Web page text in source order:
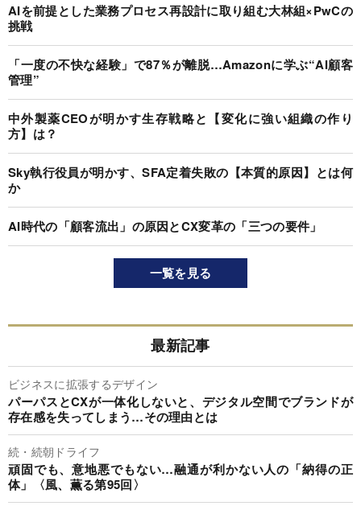
AIを前提とした業務プロセス再設計に取り組む大林組×PwCの
挑戦
「一度の不快な経験」で87％が離脱…Amazonに学ぶ“AI顧客
管理”
中外製薬CEOが明かす生存戦略と【変化に強い組織の作り
方】は？
Sky執行役員が明かす、SFA定着失敗の【本質的原因】とは何
か
AI時代の「顧客流出」の原因とCX変革の「三つの要件」
一覧を見る
最新記事
ビジネスに拡張するデザイン
パーパスとCXが一体化しないと、デジタル空間でブランドが
存在感を失ってしまう…その理由とは
続・続朝ドライフ
頑固でも、意地悪でもない…融通が利かない人の「納得の正
体」〈風、薫る第95回〉